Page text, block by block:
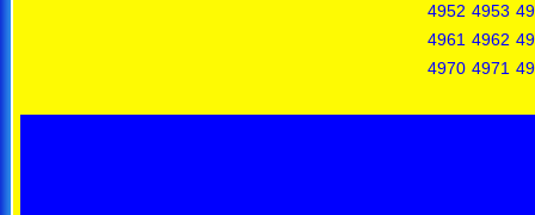
4952 4953
4961 4962
4970 4971